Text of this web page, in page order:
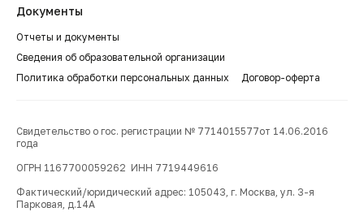
Документы
Отчеты и документы
Сведения об образовательной организации
Политика обработки персональных данных
Договор-оферта
Свидетельство о гос. регистрации № 7714015577от 14.06.2016
года
ОГРН 1167700059262 ИНН 7719449616
Фактический/юридический адрес: 105043, г. Москва, ул. 3-я
Парковая, д.14А